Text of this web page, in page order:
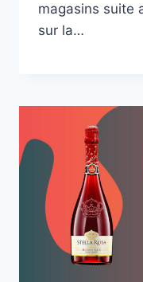
magasins suite
sur la…